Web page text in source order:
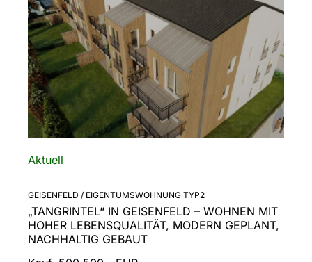
Aktuell
GEISENFELD / EIGENTUMSWOHNUNG TYP2
„TANGRINTEL“ IN GEISENFELD – WOHNEN MIT
HOHER LEBENSQUALITÄT, MODERN GEPLANT,
NACHHALTIG GEBAUT